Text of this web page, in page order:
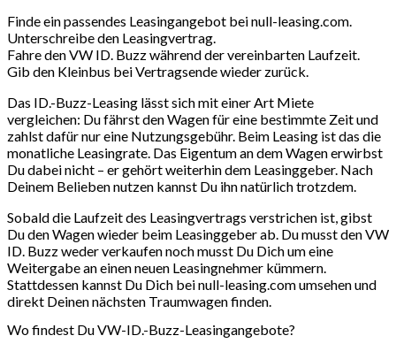
Finde ein passendes Leasingangebot bei null-leasing.com.
Unterschreibe den Leasingvertrag.
Fahre den VW ID. Buzz während der vereinbarten Laufzeit.
Gib den Kleinbus bei Vertragsende wieder zurück.
Das ID.-Buzz-Leasing lässt sich mit einer Art Miete
vergleichen: Du fährst den Wagen für eine bestimmte Zeit und
zahlst dafür nur eine Nutzungsgebühr. Beim Leasing ist das die
monatliche Leasingrate. Das Eigentum an dem Wagen erwirbst
Du dabei nicht – er gehört weiterhin dem Leasinggeber. Nach
Deinem Belieben nutzen kannst Du ihn natürlich trotzdem.
Sobald die Laufzeit des Leasingvertrags verstrichen ist, gibst
Du den Wagen wieder beim Leasinggeber ab. Du musst den VW
ID. Buzz weder verkaufen noch musst Du Dich um eine
Weitergabe an einen neuen Leasingnehmer kümmern.
Stattdessen kannst Du Dich bei null-leasing.com umsehen und
direkt Deinen nächsten Traumwagen finden.
Wo findest Du VW-ID.-Buzz-Leasingangebote?